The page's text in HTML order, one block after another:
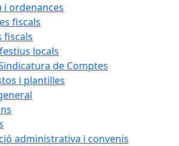
i ordenances
fiscals
fiscals
locals
de Comptes
i plantilles
administrativa i convenis